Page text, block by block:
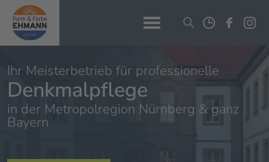
Ihr Meisterbetrieb für professionelle
Denkmalpflege
in der Metropolregion Nürnberg & ganz
Bayern